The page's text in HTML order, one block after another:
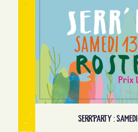
SERR’PARTY :